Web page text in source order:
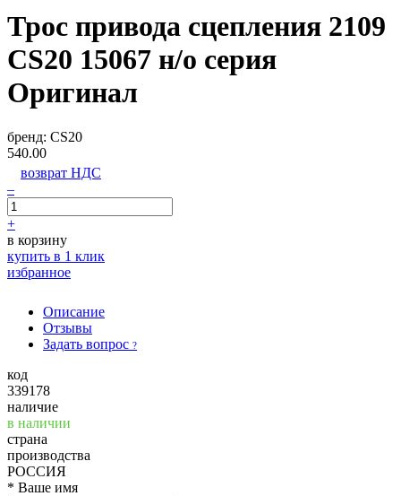
Трос привода сцепления 2109
CS20 15067 н/о серия
Оригинал
бренд: CS20
540.00
возврат НДС
–
+
в корзину
купить в 1 клик
избранное
Описание
Отзывы
Задать вопрос ?
код
339178
наличие
в наличии
страна
производства
РОССИЯ
* Ваше имя